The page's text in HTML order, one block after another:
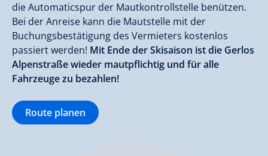
die Automaticspur der Mautkontrollstelle benützen.
Bei der Anreise kann die Mautstelle mit der
Buchungsbestätigung des Vermieters kostenlos
passiert werden! Mit Ende der Skisaison ist die Gerlos
Alpenstraße wieder mautpflichtig und für alle
Fahrzeuge zu bezahlen!
Route planen